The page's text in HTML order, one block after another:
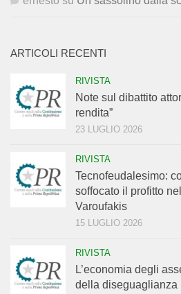
ARTICOLI RECENTI
RIVISTA
Note sul dibattito
rendita”
23 LUGLIO 2026
RIVISTA
Tecnofeudalesimo:
soffocato il profitto
Varoufakis
15 LUGLIO 2026
RIVISTA
L’economia degli
della diseguaglianza